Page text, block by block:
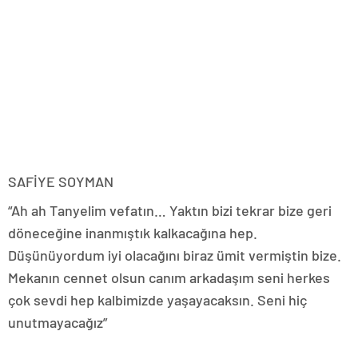
SAFİYE SOYMAN
“Ah ah Tanyelim vefatın… Yaktın bizi tekrar bize geri
döneceğine inanmıştık kalkacağına hep.
Düşünüyordum iyi olacağını biraz ümit vermiştin bize.
Mekanın cennet olsun canım arkadaşım seni herkes
çok sevdi hep kalbimizde yaşayacaksın. Seni hiç
unutmayacağız”